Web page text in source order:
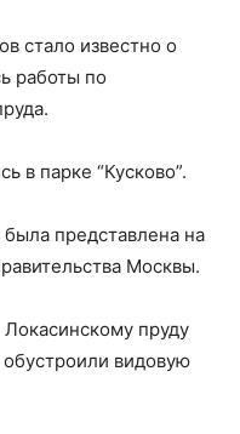
стало известно о
работы по
в парке “Кусково”.
представлена на
Москвы.
пруду
видовую